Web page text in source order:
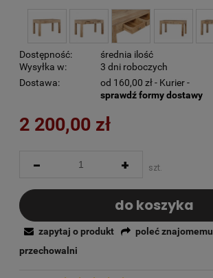
Dostępność:
średnia ilość
Wysyłka w:
3 dni roboczych
Dostawa:
od 160,00 zł - Kurier -
sprawdź formy dostawy
2 200,00 zł
- + szt.
do koszyka
zapytaj o produkt poleć znajomemu
przechowalni